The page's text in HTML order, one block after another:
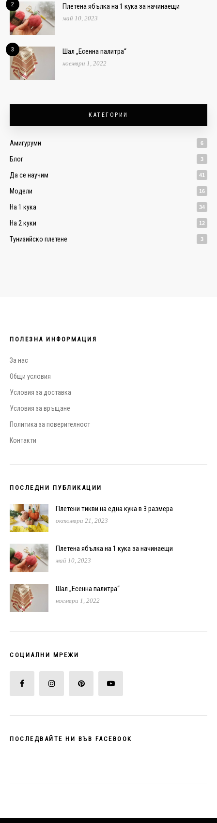
2 Плетена ябълка на 1 кука за начинаещи
май 10, 2023
3 Шал „Есенна палитра“
ноември 1, 2022
КАТЕГОРИИ
Амигуруми 6
Блог 3
Да се научим 41
Модели 16
На 1 кука 34
На 2 куки 12
Тунизийско плетене 3
ПОЛЕЗНА ИНФОРМАЦИЯ
За нас
Общи условия
Условия за доставка
Условия за връщане
Политика за поверителност
Контакти
ПОСЛЕДНИ ПУБЛИКАЦИИ
Плетени тикви на една кука в 3 размера
октомври 21, 2023
Плетена ябълка на 1 кука за начинаещи
май 10, 2023
Шал „Есенна палитра“
ноември 1, 2022
СОЦИАЛНИ МРЕЖИ
ПОСЛЕДВАЙТЕ НИ ВЪВ FACEBOOK